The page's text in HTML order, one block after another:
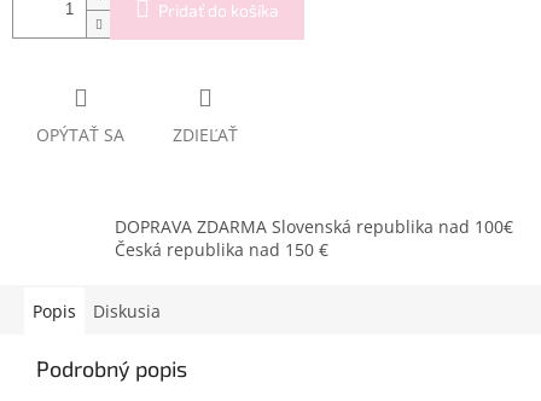
Pridať do košíka
OPÝTAŤ SA ZDIEĽAŤ
DOPRAVA ZDARMA Slovenská republika nad 100€
Česká republika nad 150 €
Popis Diskusia
Podrobný popis